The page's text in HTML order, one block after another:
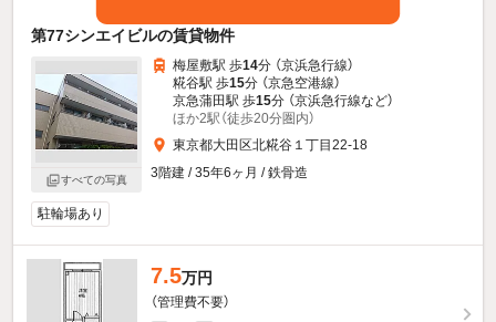
第77シンエイビルの賃貸物件
すべての写真
梅屋敷駅 歩14分 （京浜急行線）
糀谷駅 歩15分 （京急空港線）
京急蒲田駅 歩15分 （京浜急行線など）
ほか2駅（徒歩20分圏内）
東京都大田区北糀谷１丁目22-18
3階建 / 35年6ヶ月 / 鉄骨造
駐輪場あり
7.5万円
（管理費不要）